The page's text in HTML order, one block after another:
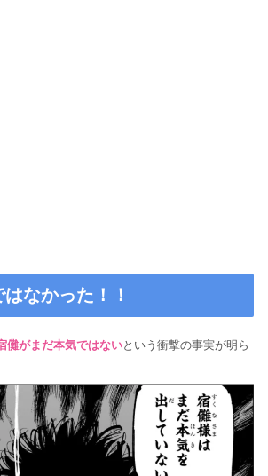
なかった！！
儺がまだ本気ではないという衝撃の事実が明ら